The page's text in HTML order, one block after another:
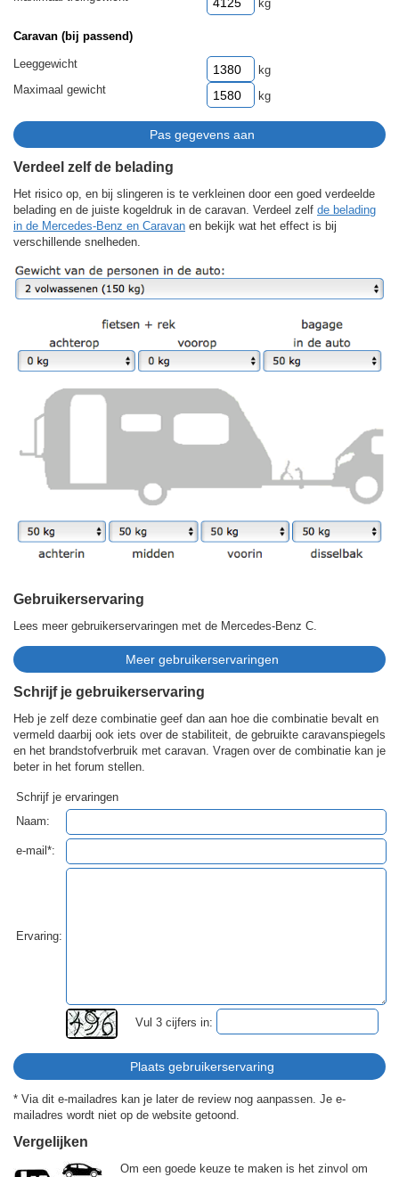
kg
Caravan (bij passend)
Leeggewicht
kg
Maximaal gewicht
kg
Verdeel zelf de belading
Het risico op, en bij slingeren is te verkleinen door een goed verdeelde
belading en de juiste kogeldruk in de caravan. Verdeel zelf de belading
in de Mercedes-Benz en Caravan en bekijk wat het effect is bij
verschillende snelheden.
Gebruikerservaring
Lees meer gebruikerservaringen met de Mercedes-Benz C.
Schrijf je gebruikerservaring
Heb je zelf deze combinatie geef dan aan hoe die combinatie bevalt en
vermeld daarbij ook iets over de stabiliteit, de gebruikte caravanspiegels
en het brandstofverbruik met caravan. Vragen over de combinatie kan je
beter in het forum stellen.
Schrijf je ervaringen
Naam:
e-mail*:
Ervaring:
Vul 3 cijfers in:
* Via dit e-mailadres kan je later de review nog aanpassen. Je e-
mailadres wordt niet op de website getoond.
Vergelijken
Om een goede keuze te maken is het zinvol om